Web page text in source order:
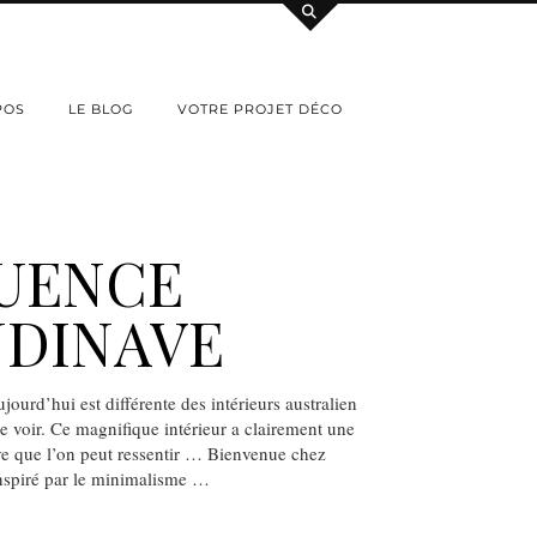
LE BLOG VOTRE PROJET DÉCO
est différente des intérieurs australien
voir. Ce magnifique intérieur a clairement une
que l’on peut ressentir … Bienvenue chez
par le minimalisme …